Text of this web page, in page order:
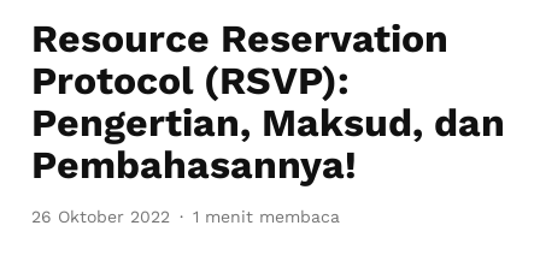
Resource Reservation
Protocol (RSVP):
Pengertian, Maksud, dan
Pembahasannya!
26 Oktober 2022 1 menit membaca